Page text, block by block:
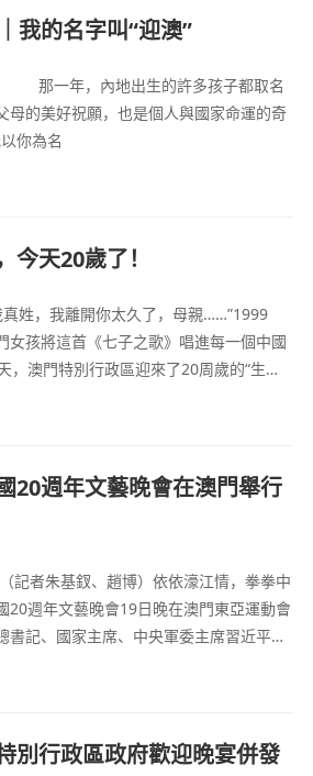
我的名字叫“迎澳”
那一年，內地出生的許多孩子都取名
以你為名
今天20歲了！
姓，我離開你太久了，母親……”1999
女孩將這首《七子之歌》唱進每一個中國
，澳門特別行政區迎來了20周歲的“生
眾在澳門大三巴牌坊欣賞澳門光影節的光
20週年文藝晚會在澳門舉行
記者朱基釵、趙博）依依濠江情，拳拳中
20週年文藝晚會19日晚在澳門東亞運動會
書記、國家主席、中央軍委主席習近平觀
中央總書記、國家主席、中央軍委主席
別行政區政府歡迎晚宴併發